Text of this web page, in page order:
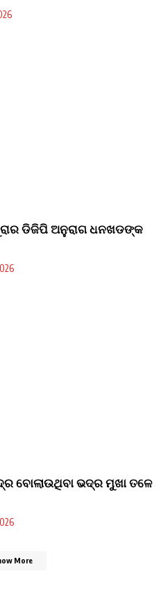
ଡିଜିପି ଅନୁରାଗ ଧନଖଡଙ୍କ
ବୋଲାଉଥିବା ଭଦ୍ର ମୁଖା ତଳେ
More